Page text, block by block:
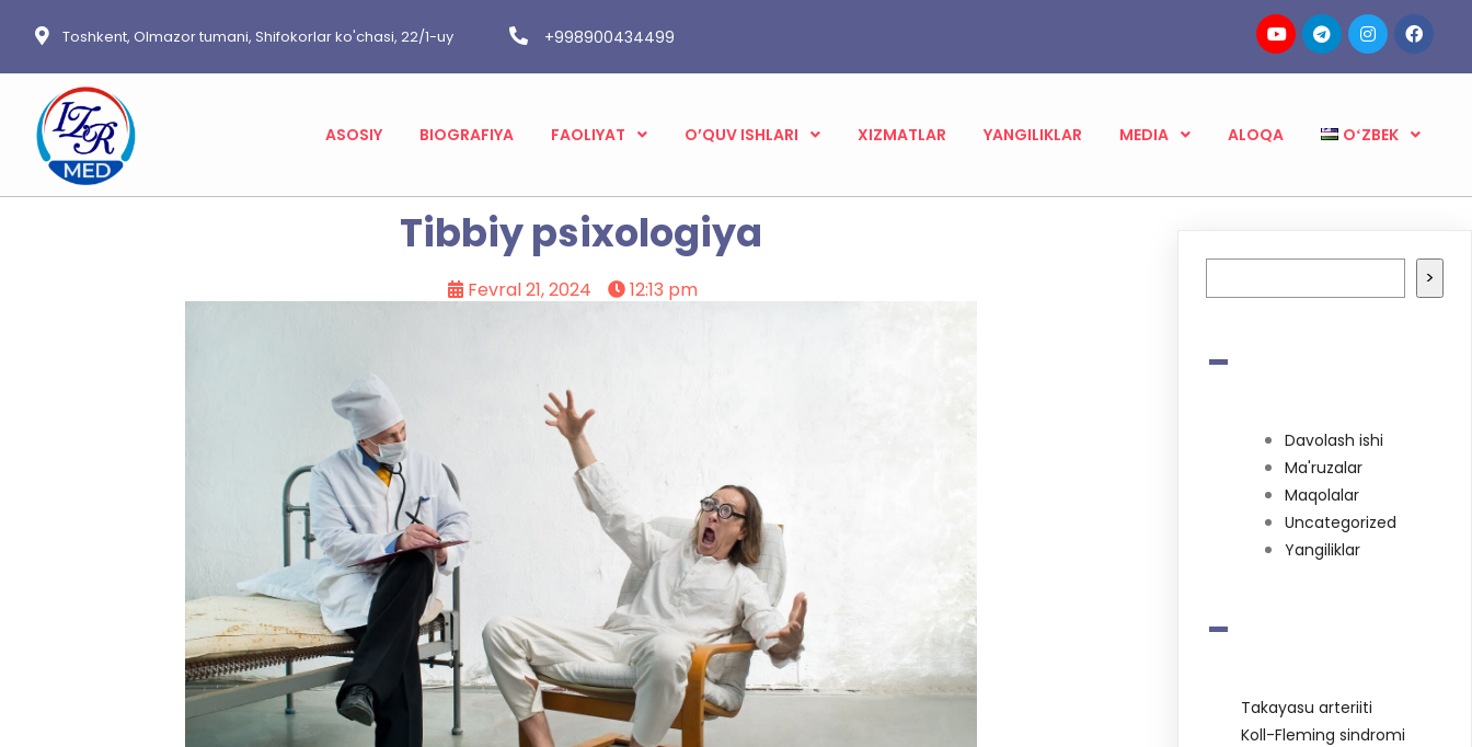
Toshkent, Olmazor tumani, Shifokorlar ko'chasi, 22/1-uy +998900434499
ASOSIY BIOGRAFIYA FAOLIYAT O’QUV ISHLARI XIZMATLAR YANGILIKLAR MEDIA ALOQA OʻZBEK
Tibbiy psixologiya
Fevral 21, 2024 12:13 pm
Izlash >
-
Davolash ishi
Ma'ruzalar
Maqolalar
Uncategorized
Yangiliklar
-
Takayasu arteriiti
Koll-Fleming sindromi